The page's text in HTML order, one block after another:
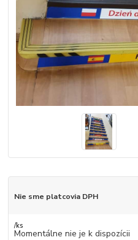
Nie sme platcovia DPH
/ks
Momentálne nie je k dispozícii